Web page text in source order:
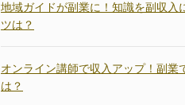
地域ガイドが副業に！知識を副収入
ツは？
オンライン講師で収入アップ！副業
は？